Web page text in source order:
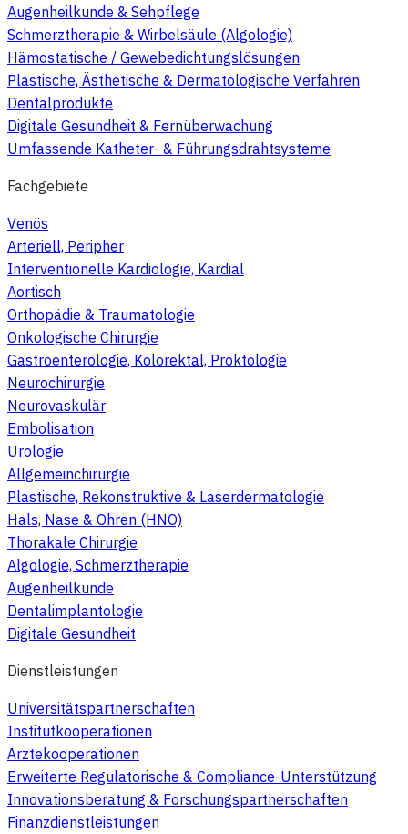
Augenheilkunde & Sehpflege
Schmerztherapie & Wirbelsäule (Algologie)
Hämostatische / Gewebedichtungslösungen
Plastische, Ästhetische & Dermatologische Verfahren
Dentalprodukte
Digitale Gesundheit & Fernüberwachung
Umfassende Katheter- & Führungsdrahtsysteme
Fachgebiete
Venös
Arteriell, Peripher
Interventionelle Kardiologie, Kardial
Aortisch
Orthopädie & Traumatologie
Onkologische Chirurgie
Gastroenterologie, Kolorektal, Proktologie
Neurochirurgie
Neurovaskulär
Embolisation
Urologie
Allgemeinchirurgie
Plastische, Rekonstruktive & Laserdermatologie
Hals, Nase & Ohren (HNO)
Thorakale Chirurgie
Algologie, Schmerztherapie
Augenheilkunde
Dentalimplantologie
Digitale Gesundheit
Dienstleistungen
Universitätspartnerschaften
Institutkooperationen
Ärztekooperationen
Erweiterte Regulatorische & Compliance-Unterstützung
Innovationsberatung & Forschungspartnerschaften
Finanzdienstleistungen